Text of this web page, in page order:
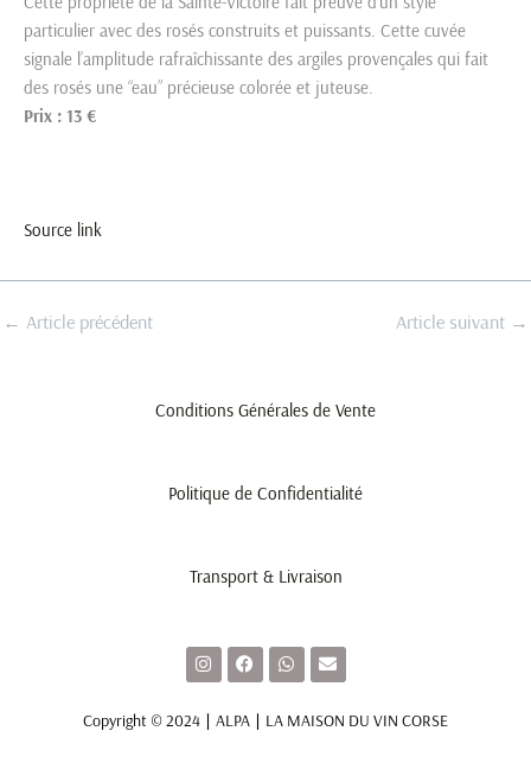
particulier avec des rosés construits et puissants. Cette cuvée
signale l’amplitude rafraîchissante des argiles provençales qui fait
des rosés une “eau” précieuse colorée et juteuse.
Prix : 13 €
Source link
← Article précédent Article suivant →
Conditions Générales de Vente
Politique de Confidentialité
Transport & Livraison
I
n
s
a
F
a
c
b
W
h
a
s
E
n
v
l
Copyright © 2024 ∣ ALPA ∣ LA MAISON DU VIN CORSE